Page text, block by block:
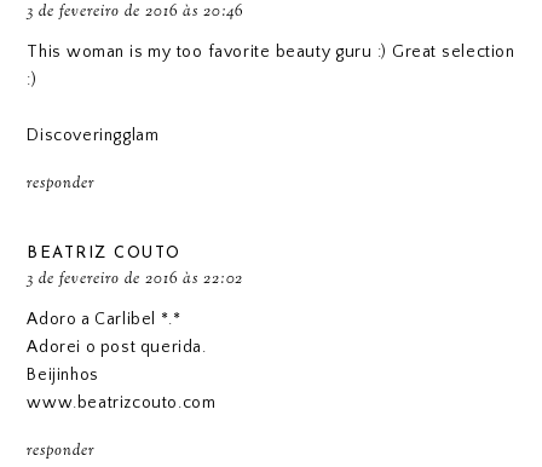
3 de fevereiro de 2016 às 20:46
This woman is my too favorite beauty guru :) Great selection
:)
Discoveringglam
responder
BEATRIZ COUTO
3 de fevereiro de 2016 às 22:02
Adoro a Carlibel *.*
Adorei o post querida.
Beijinhos
www.beatrizcouto.com
responder